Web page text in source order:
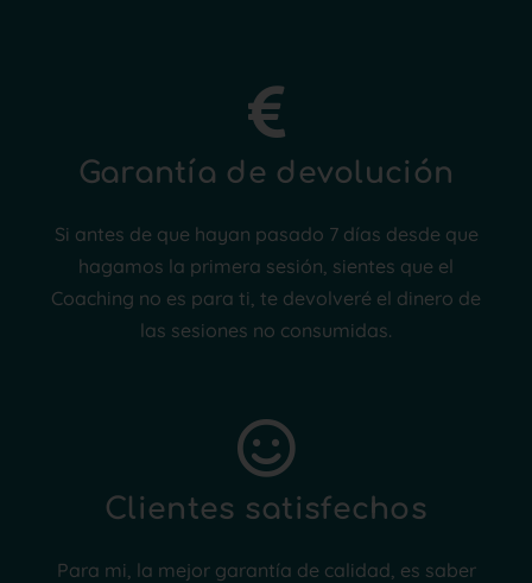
Garantía de devolución
Si antes de que hayan pasado 7 días desde que
hagamos la primera sesión, sientes que el
Coaching no es para ti, te devolveré el dinero de
las sesiones no consumidas.
Clientes satisfechos
Para mi, la mejor garantía de calidad, es saber